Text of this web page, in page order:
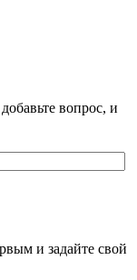
вопрос, и
и задайте свой